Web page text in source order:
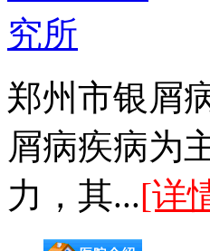
郑州市银屑
屑病疾病为
力，其...[详